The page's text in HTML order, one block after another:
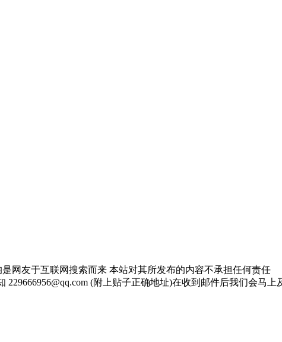
网友于互联网搜索而来 本站对其所发布的内容不承担任何责任
(附上贴子正确地址)在收到邮件后我们会马上